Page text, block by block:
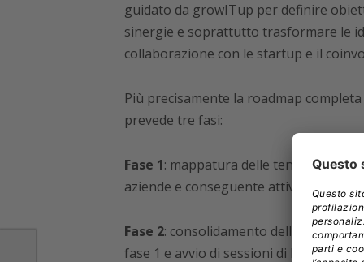
guidato da growITup per definire
sinergie e soprattutto trasformare le
collaborazione con le startup e il
Più precisamente la roadmap
prevede tre fasi:
Fase 1: mappatura delle tendenze del
aziende e conseguente attività di
Fase 2: consolidamento delle linee
fase 1 e avvio di sessioni di